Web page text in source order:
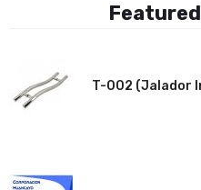
T-002 (Jalador
Pasantes,
tricodos y tee’s